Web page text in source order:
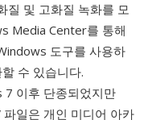
질 및 고화질 녹화를 모
Media Center를 통해
도구를 사용하
수 있습니다.
이후 단종되었지만
일은 개인 미디어 아카